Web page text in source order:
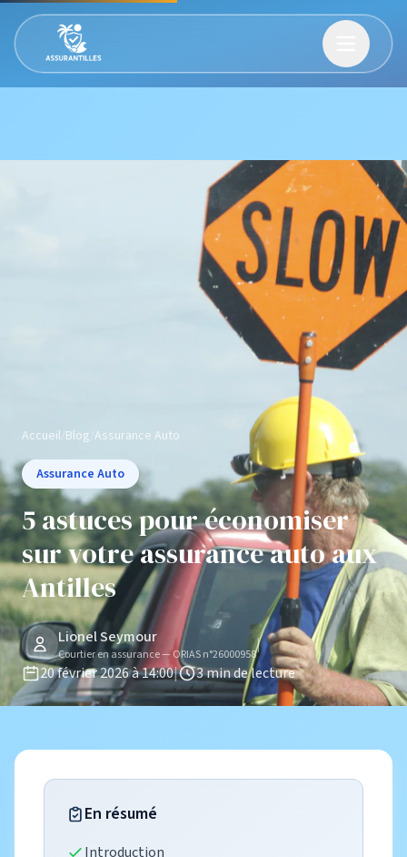
Accueil/Blog Assurance Auto
Assurance Auto
5 astuces pour économiser
sur votre assurance auto aux
Antilles
Lionel Seymour
Courtier en assurance — ORIAS n°26000958
|
20 février 2026 à 14:00| 3 min de lecture
En résumé
Introduction